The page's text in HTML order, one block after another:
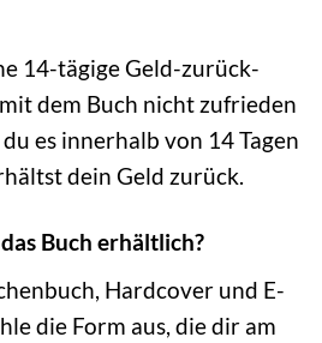
14-tägige Geld-zurück-
dem Buch nicht zufrieden
es innerhalb von 14 Tagen
dein Geld zurück.
Buch erhältlich?
Hardcover und E-
die Form aus, die dir am